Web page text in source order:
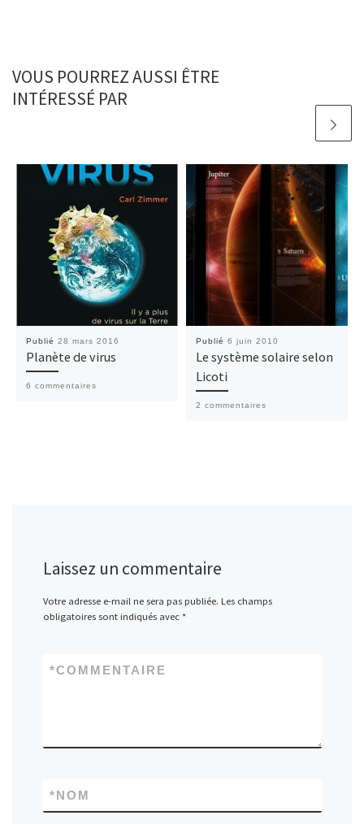
VOUS POURREZ AUSSI ÊTRE
INTÉRESSÉ PAR
Publié 28 mars 2016
Planète de virus
6 commentaires
Publié 6 juin 2010
Le système solaire selon
Licoti
2 commentaires
Laissez un commentaire
Votre adresse e-mail ne sera pas publiée. Les champs
obligatoires sont indiqués avec *
COMMENTAIRE
*
NOM
*